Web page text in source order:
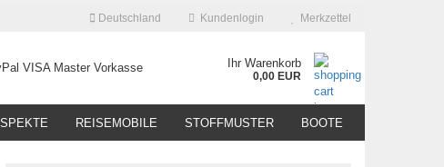
Deutschland Kundenlogin Merkzettel
Ihr Warenkorb
0,00 EUR
REISEMOBILE STOFFMUSTER BOOTE